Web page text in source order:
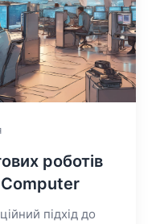
роботів
підхід до